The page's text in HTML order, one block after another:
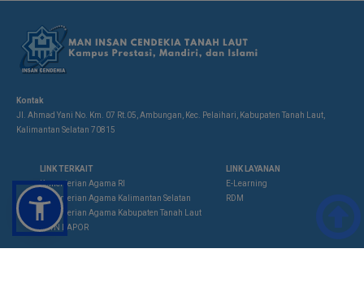

Kontak
Jl. Ahmad Yani No. Km. 07 Rt.05, Ambungan, Kec. Pelaihari, Kabupaten Tanah Laut,
Kalimantan Selatan 70815
LINK TERKAIT
Kementerian Agama RI
Kementerian Agama Kalimantan Selatan
Kementerian Agama Kabupaten Tanah Laut
SP4N LAPOR
LINK LAYANAN
E-Learning
RDM